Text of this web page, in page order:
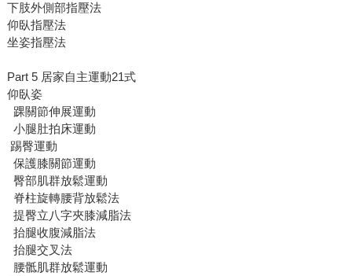
下肢外側部指壓法
仰臥指壓法
坐姿指壓法
Part 5 居家自主運動21式
仰臥姿
踝關節伸展運動
小腿肚拍床運動
踢臀運動
保護膝關節運動
臀部肌群放鬆運動
脊柱旋轉腰背放鬆法
提臀立八字夾膝減脂法
抬腿收腹減脂法
抬腿交叉法
腰骶肌群放鬆運動